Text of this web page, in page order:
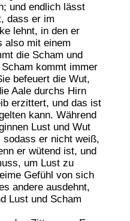
und endlich lässt
dass er im
lehnt, in den er
also mit einem
die Scham und
kommt immer
befeuert die Wut,
Aale durchs Hirn
erzittert, und das ist
kann. Während
Lust und Wut
er nicht weiß,
er wütend ist, und
um Lust zu
Gefühl von sich
andere ausdehnt,
Lust und Scham